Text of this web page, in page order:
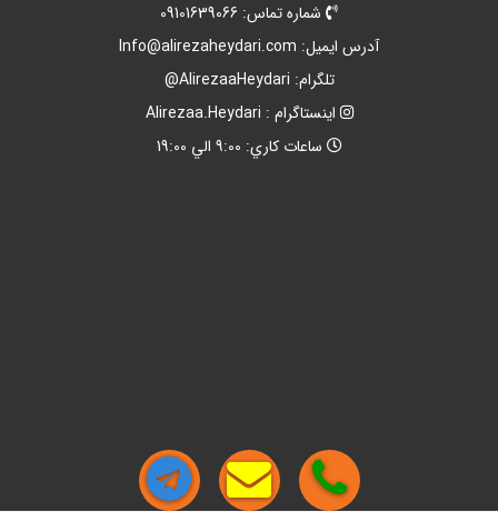
شماره تماس: 09101639066
آدرس ايميل: Info@alirezaheydari.com
تلگرام: AlirezaaHeydari@
اينستاگرام : Alirezaa.Heydari
ساعات کاري: 9:00 الي 19:00